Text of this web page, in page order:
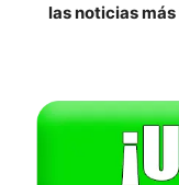
las noticias